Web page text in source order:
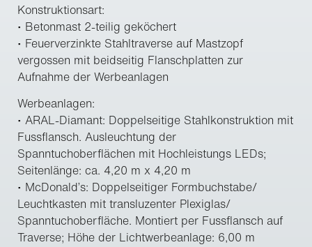
Konstruktionsart:
• Betonmast 2-teilig geköchert
• Feuerverzinkte Stahltraverse auf Mastzopf
vergossen mit beidseitig Flanschplatten zur
Aufnahme der Werbeanlagen
Werbeanlagen:
• ARAL-Diamant: Doppelseitige Stahlkonstruktion mit
Fussflansch. Ausleuchtung der
Spanntuchoberflächen mit Hochleistungs LEDs;
Seitenlänge: ca. 4,20 m x 4,20 m
• McDonald’s: Doppelseitiger Formbuchstabe/
Leuchtkasten mit transluzenter Plexiglas/
Spanntuchoberfläche. Montiert per Fussflansch auf
Traverse; Höhe der Lichtwerbeanlage: 6,00 m